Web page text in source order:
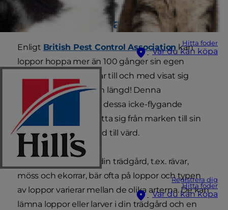
Hitta foder
Var du kan köpa
Registrera dig
Hitta foder
Var du kan köpa
Hur fick min katt loppor?
Enligt British Pest Control Associationkan
loppor hoppa mer än 100 gånger sin egen
kroppslängd. Vissa har till och med visat sig
hoppa 200 gånger sin längd! Denna
hoppförmåga hjälper dessa icke-flygande
parasiter att lätt förflytta sig från marken till sin
nya värd, eller från värd till värd.
Djur som ofta finns i din trädgård, t.ex. rävar,
möss och ekorrar, bär ofta på loppor och typen
av loppor varierar mellan de olika arterna. De kan
lämna loppor eller larver i din trädgård och en